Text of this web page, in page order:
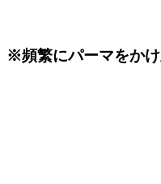
※頻繁にパーマをか